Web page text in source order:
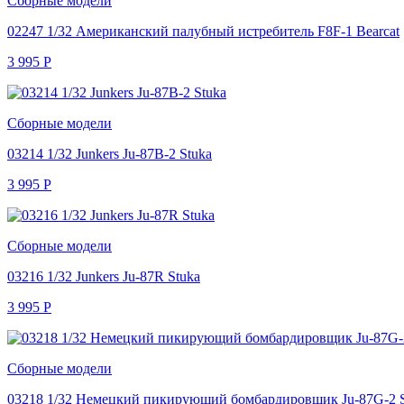
02247 1/32 Американский палубный истребитель F8F-1 Bearcat
3 995 Р
Сборные модели
03214 1/32 Junkers Ju-87B-2 Stuka
3 995 Р
Сборные модели
03216 1/32 Junkers Ju-87R Stuka
3 995 Р
Сборные модели
03218 1/32 Немецкий пикирующий бомбардировщик Ju-87G-2